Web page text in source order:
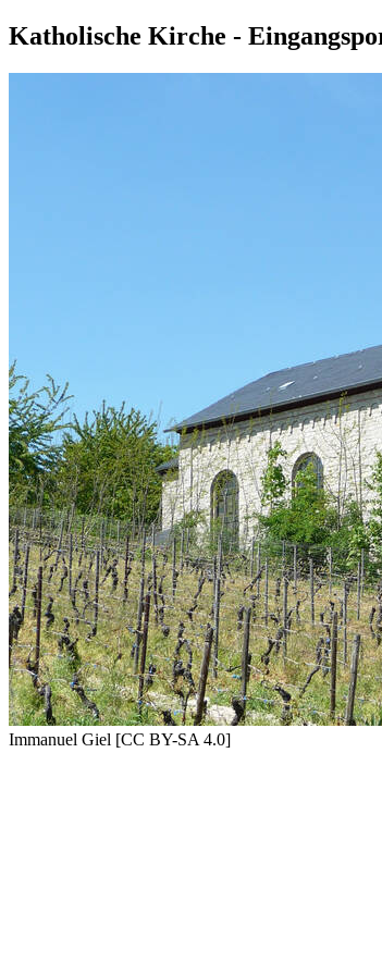
Katholische Kirche -
Immanuel Giel [CC BY-SA 4.0]